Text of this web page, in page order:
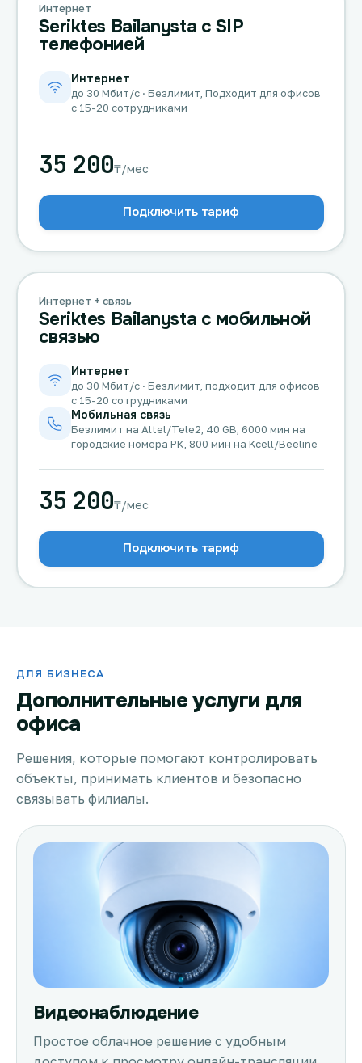
Интернет
Seriktes Bailanysta с SIP
телефонией
Интернет
до 30 Мбит/с · Безлимит, Подходит для офисов
с 15-20 сотрудниками
35 200₸/мес
Подключить тариф
Интернет + связь
Seriktes Bailanysta с мобильной
связью
Интернет
до 30 Мбит/с · Безлимит, подходит для офисов
с 15-20 сотрудниками
Мобильная связь
Безлимит на Altel/Tele2, 40 GB, 6000 мин на
городские номера РК, 800 мин на Kcell/Beeline
35 200₸/мес
Подключить тариф
ДЛЯ БИЗНЕСА
Дополнительные услуги для
офиса
Решения, которые помогают контролировать
объекты, принимать клиентов и безопасно
связывать филиалы.
Видеонаблюдение
Простое облачное решение с удобным